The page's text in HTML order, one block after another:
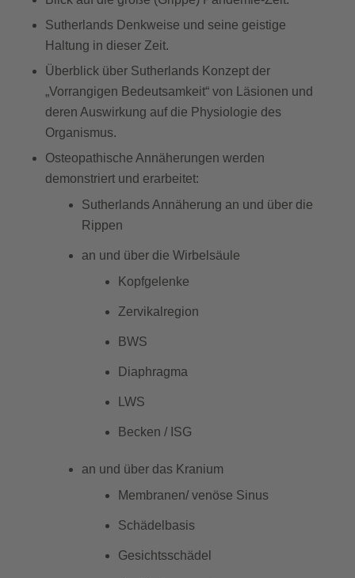
Sutherlands Denkweise und seine geistige
Haltung in dieser Zeit.
Überblick über Sutherlands Konzept der
„Vorrangigen Bedeutsamkeit“ von Läsionen und
deren Auswirkung auf die Physiologie des
Organismus.
Osteopathische Annäherungen werden
demonstriert und erarbeitet:
Sutherlands Annäherung an und über die
Rippen
an und über die Wirbelsäule
Kopfgelenke
Zervikalregion
BWS
Diaphragma
LWS
Becken / ISG
an und über das Kranium
Membranen/ venöse Sinus
Schädelbasis
Gesichtsschädel